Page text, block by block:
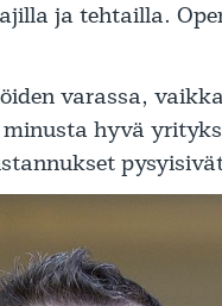
ja tehtailla.
varassa,
hyvä